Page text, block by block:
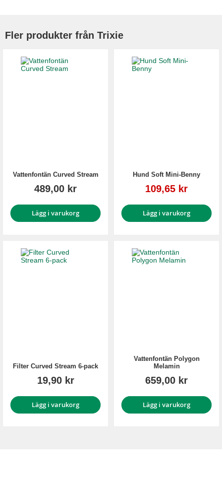
Fler produkter från Trixie
Vattenfontän Curved Stream
489,00 kr
Lägg i varukorg
Hund Soft Mini-Benny
Reapris
109,65 kr
Lägg i varukorg
Filter Curved Stream 6-pack
19,90 kr
Lägg i varukorg
Vattenfontän Polygon
Melamin
659,00 kr
Lägg i varukorg